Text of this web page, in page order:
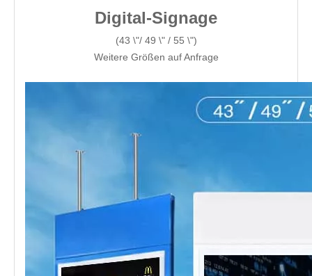
Digital-Signage
(43 \"/ 49 \" / 55 \")
Weitere Größen auf Anfrage